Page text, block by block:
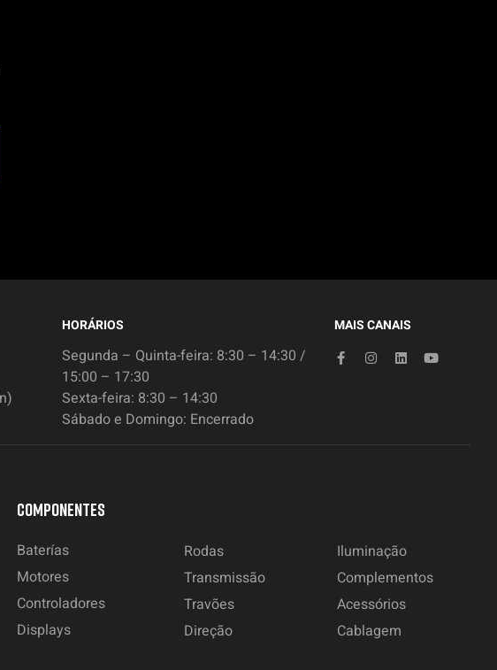
HORÁRIOS
Segunda – Quinta-feira: 8:30 – 14:30 /
15:00 – 17:30
Sexta-feira: 8:30 – 14:30
Sábado e Domingo: Encerrado
MAIS CANAIS
COMPONENTES
Baterías
Motores
Controladores
Displays
Rodas
Transmissão
Travões
Direção
Iluminação
Complementos
Acessórios
Cablagem